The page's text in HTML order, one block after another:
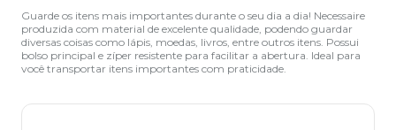
Guarde os itens mais importantes durante o seu dia a dia! Necessaire
produzida com material de excelente qualidade, podendo guardar
diversas coisas como lápis, moedas, livros, entre outros itens. Possui
bolso principal e zíper resistente para facilitar a abertura. Ideal para
você transportar itens importantes com praticidade.